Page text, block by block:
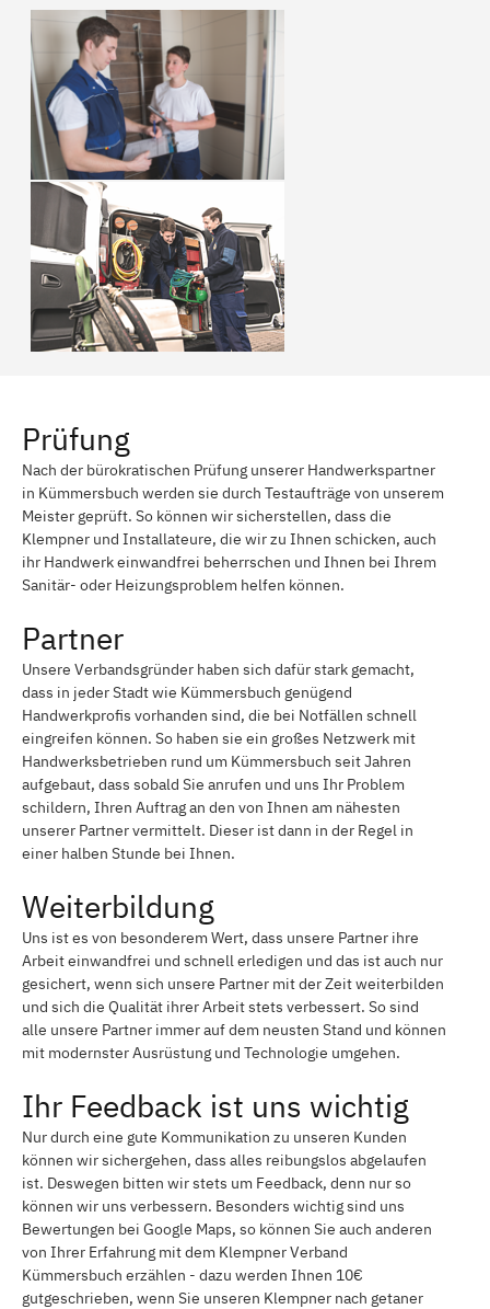
Prüfung
Nach der bürokratischen Prüfung unserer Handwerkspartner
in Kümmersbuch werden sie durch Testaufträge von unserem
Meister geprüft. So können wir sicherstellen, dass die
Klempner und Installateure, die wir zu Ihnen schicken, auch
ihr Handwerk einwandfrei beherrschen und Ihnen bei Ihrem
Sanitär- oder Heizungsproblem helfen können.
Partner
Unsere Verbandsgründer haben sich dafür stark gemacht,
dass in jeder Stadt wie Kümmersbuch genügend
Handwerkprofis vorhanden sind, die bei Notfällen schnell
eingreifen können. So haben sie ein großes Netzwerk mit
Handwerksbetrieben rund um Kümmersbuch seit Jahren
aufgebaut, dass sobald Sie anrufen und uns Ihr Problem
schildern, Ihren Auftrag an den von Ihnen am nähesten
unserer Partner vermittelt. Dieser ist dann in der Regel in
einer halben Stunde bei Ihnen.
Weiterbildung
Uns ist es von besonderem Wert, dass unsere Partner ihre
Arbeit einwandfrei und schnell erledigen und das ist auch nur
gesichert, wenn sich unsere Partner mit der Zeit weiterbilden
und sich die Qualität ihrer Arbeit stets verbessert. So sind
alle unsere Partner immer auf dem neusten Stand und können
mit modernster Ausrüstung und Technologie umgehen.
Ihr Feedback ist uns wichtig
Nur durch eine gute Kommunikation zu unseren Kunden
können wir sichergehen, dass alles reibungslos abgelaufen
ist. Deswegen bitten wir stets um Feedback, denn nur so
können wir uns verbessern. Besonders wichtig sind uns
Bewertungen bei Google Maps, so können Sie auch anderen
von Ihrer Erfahrung mit dem Klempner Verband
Kümmersbuch erzählen - dazu werden Ihnen 10€
gutgeschrieben, wenn Sie unseren Klempner nach getaner